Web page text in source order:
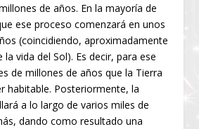
de años. En la mayoría de
ese proceso comenzará en unos
(coincidiendo, aproximadamente
vida del Sol). Es decir, para ese
de millones de años que la Tierra
habitable. Posteriormente, la
a lo largo de varios miles de
dando como resultado una